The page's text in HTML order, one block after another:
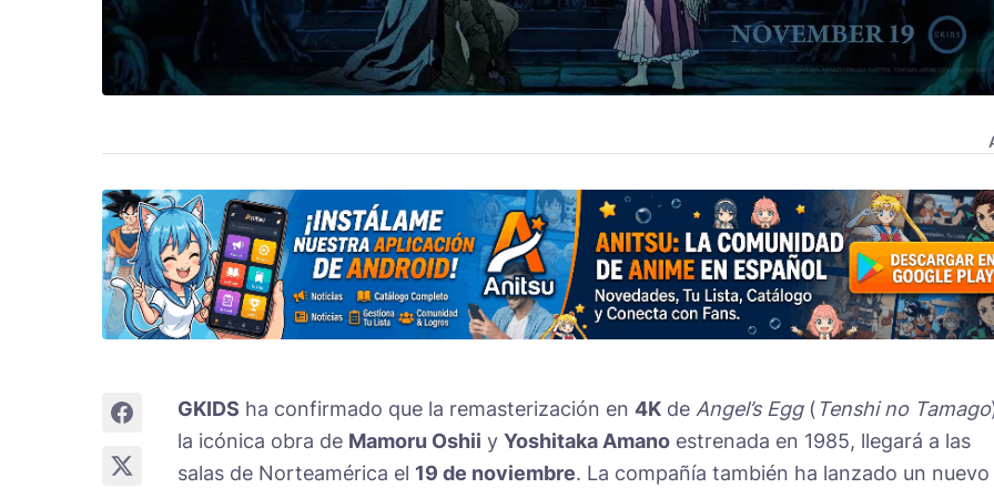
GKIDS ha confirmado que la remasterización en 4K de Angel’s Egg( Tenshi no Tamago
la icónica obra de Mamoru Oshii y Yoshitaka Amano estrenada en 1985, llegará a las
salas de Norteamérica el 19 de noviembre. La compañía también ha lanzado un nuevo